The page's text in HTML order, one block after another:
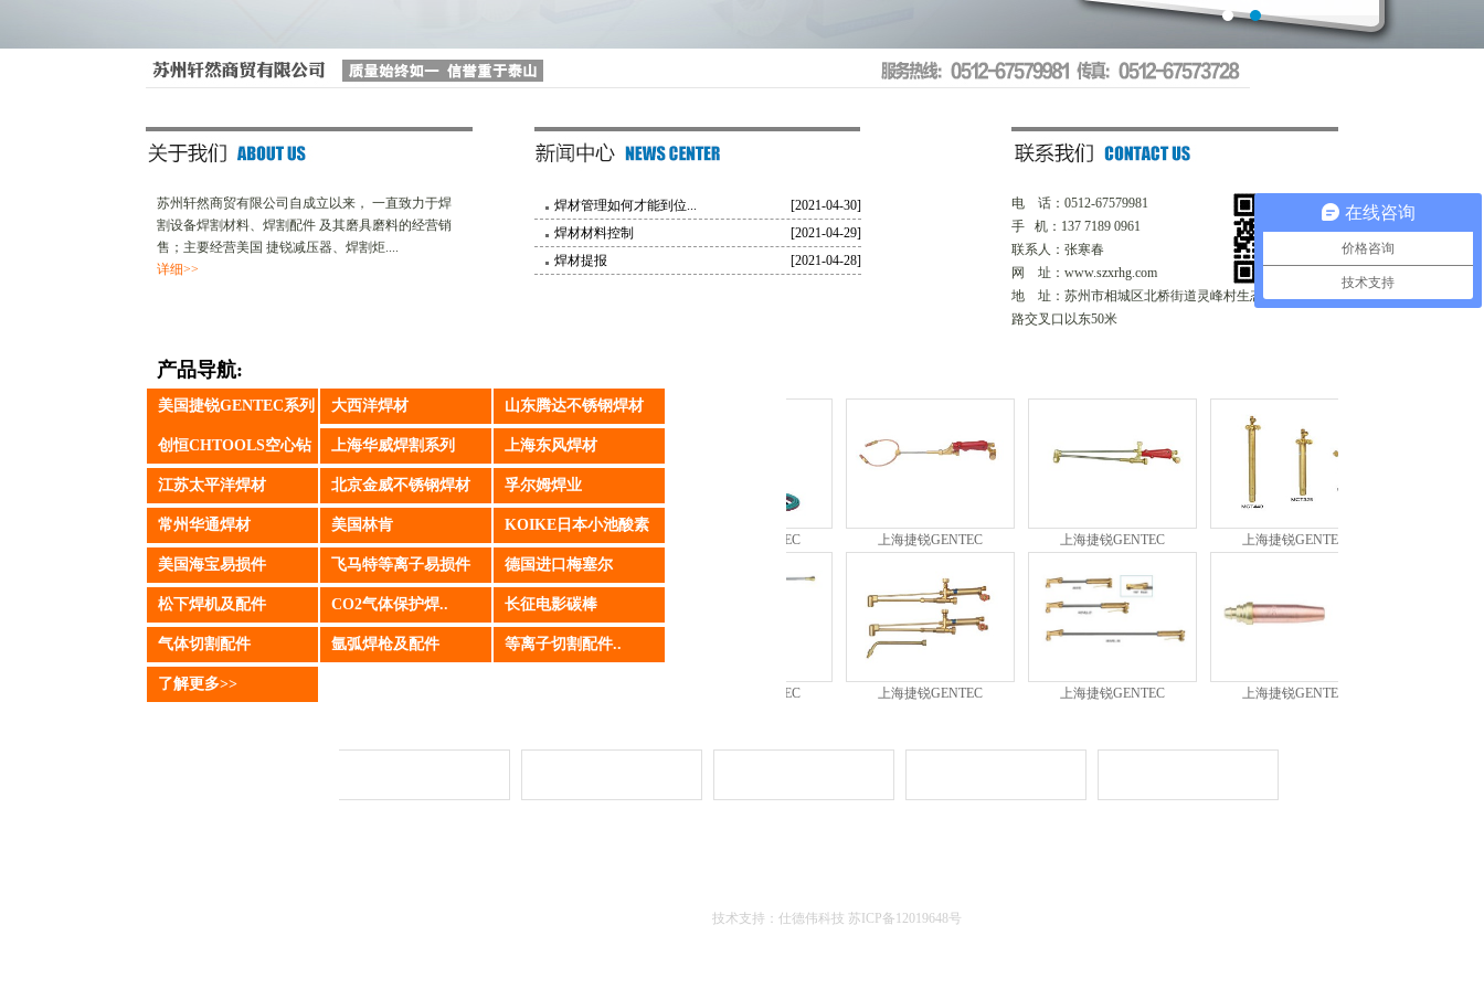
苏州轩然商贸有限公司自成立以来， 一直致力于焊
割设备焊割材料、焊割配件 及其磨具磨料的经营销
售；主要经营美国 捷锐减压器、焊割炬....
详细>>
焊材管理如何才能到位...
[2021-04-30]
焊材材料控制
[2021-04-29]
焊材提报
[2021-04-28]
电 话：0512-67579981
手 机：137 7189 0961
联系人：张寒春
网 址：www.szxrhg.com
地 址：苏州市相城区北桥街道灵峰村生态路与西庄浜
路交叉口以东50米
产品导航:
美国捷锐GENTEC系列
产品
大西洋焊材 山东腾达不锈钢焊材
创恒CHTOOLS空心钻 上海华威焊割系列 上海东风焊材
江苏太平洋焊材 北京金威不锈钢焊材 孚尔姆焊业
常州华通焊材 美国林肯 KOIKE日本小池酸素
美国海宝易损件 飞马特等离子易损件 德国进口梅塞尔
松下焊机及配件 CO2气体保护焊.. 长征电影碳棒
气体切割配件 氩弧焊枪及配件 等离子切割配件..
了解更多>>
上海捷锐GENTEC
上海捷锐GENTEC
上海捷锐GENTEC 上海捷锐GENTEC 上海捷锐GENTEC
上海捷锐GENTEC
上海捷锐GENTEC
上海捷锐GENTEC
上海捷锐GENTEC
上海捷锐GENTEC
技术支持：仕德伟科技 苏ICP备12019648号
在线咨询
价格咨询
技术支持